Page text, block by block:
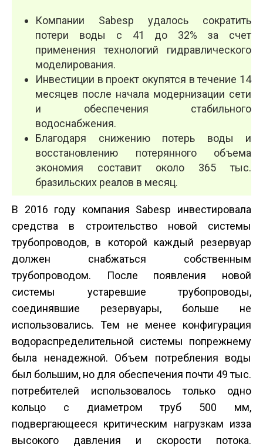
Компании Sabesp удалось сократить
потери воды с 41 до 32% за счет
применения технологий гид­равлического
моделирования.
Инвестиции в проект окупятся в течение 14
месяцев после начала модернизации сети
и обес­печения стабильного
водоснабжения.
Благодаря снижению потерь воды и
восстановлению потерянного объема
экономия составит около 365 тыс.
бразильских реалов в месяц.
В 2016 году компания Sabesp инвестировала
средства в строительство новой системы
трубопроводов, в которой каждый резервуар
должен снабжаться собственным
трубопроводом. После появления новой
системы устаревшие трубопроводы,
соединявшие резервуары, больше не
использовались. Тем не менее конфигурация
водораспределительной системы по­прежнему
была ненадежной. Объем потребления воды
был большим, но для обеспечения почти 49 тыс.
потребителей использовалось только одно
кольцо с диаметром труб 500 мм,
подвергающееся критическим нагрузкам из­за
высокого давления и скорости потока.